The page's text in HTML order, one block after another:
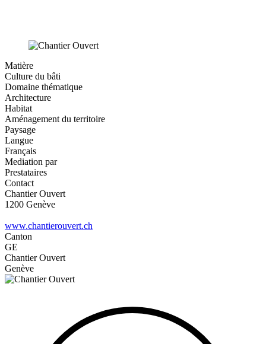
Matière
Culture du bâti
Domaine thématique
Architecture
Habitat
Aménagement du territoire
Paysage
Langue
Français
Mediation par
Prestataires
Contact
Chantier Ouvert
1200 Genève
www.chantierouvert.ch
Canton
GE
Chantier Ouvert
Genève